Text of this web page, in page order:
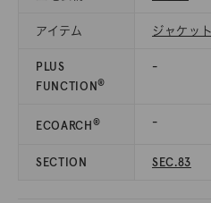
アイテム ジャケット
PLUS
FUNCTION®
-
ECOARCH® -
SECTION SEC.83